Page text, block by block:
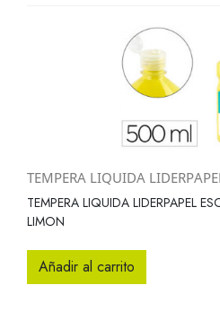
TEMPERA LIQUIDA
TEMPERA LIQUIDA LIDERPAPEL
LIMON
Añadir al carrito